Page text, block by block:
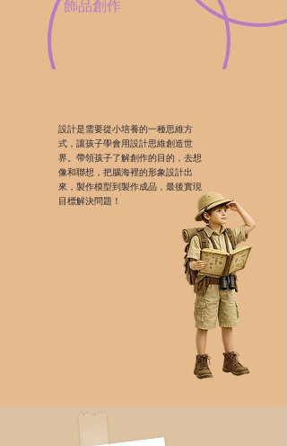
飾品創作
設計是需要從小培養的一種思維方
式，讓孩子學會用設計思維創造世
界。帶領孩子了解創作的目的，去想
像和聯想，把腦海裡的形象設計出
來，製作模型到製作成品，最後實現
目標解決問題！